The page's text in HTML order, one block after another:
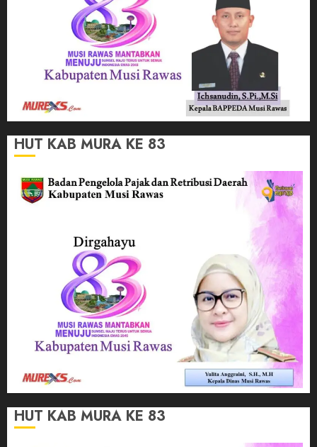
HUT KAB MURA KE 83
HUT KAB MURA KE 83